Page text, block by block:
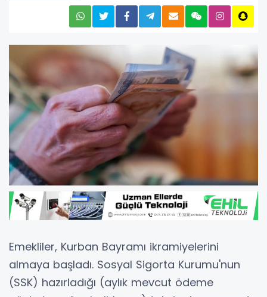
Emekliler, Kurban Bayramı ikramiyelerini
almaya başladı. Sosyal Sigorta Kurumu'nun
(SSK) hazırladığı (aylık mevcut ödeme